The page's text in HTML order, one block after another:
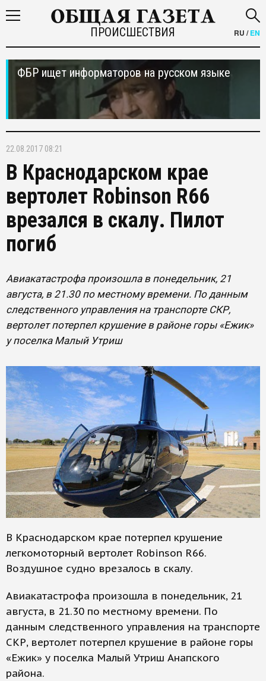
ПРОИСШЕСТВИЯ RU /EN
ФБР ищет информаторов на русском языке
22.08.2017 08:21
В Краснодарском крае
вертолет Robinson R66
врезался в скалу. Пилот
погиб
Авиакатастрофа произошла в понедельник, 21
августа, в 21.30 по местному времени. По данным
следственного управления на транспорте СКР,
вертолет потерпел крушение в районе горы «Ежик»
у поселка Малый Утриш
В Краснодарском крае потерпел крушение
легкомоторный вертолет Robinson R66.
Воздушное судно врезалось в скалу.
Авиакатастрофа произошла в понедельник, 21
августа, в 21.30 по местному времени. По
данным следственного управления на транспорте
СКР, вертолет потерпел крушение в районе горы
«Ежик» у поселка Малый Утриш Анапского
района.